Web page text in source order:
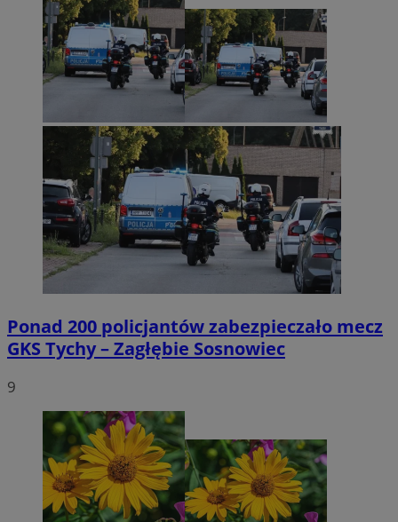
Ponad 200 policjantów zabezpieczało mecz
GKS Tychy – Zagłębie Sosnowiec
9